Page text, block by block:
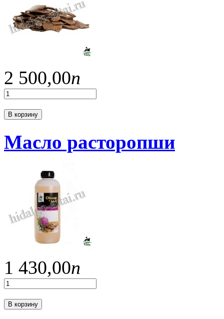
2 500,00п
В корзину
Масло расторопши
1 430,00п
В корзину